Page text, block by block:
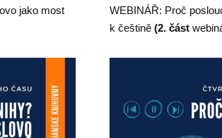
jako most
WEBINÁŘ: Proč
k češtině (2. část